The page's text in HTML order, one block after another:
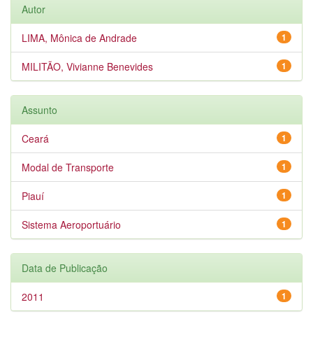
Autor
1
LIMA, Mônica de Andrade
1
MILITÃO, Vivianne Benevides
Assunto
1
Ceará
1
Modal de Transporte
1
Piauí
1
Sistema Aeroportuário
Data de Publicação
1
2011